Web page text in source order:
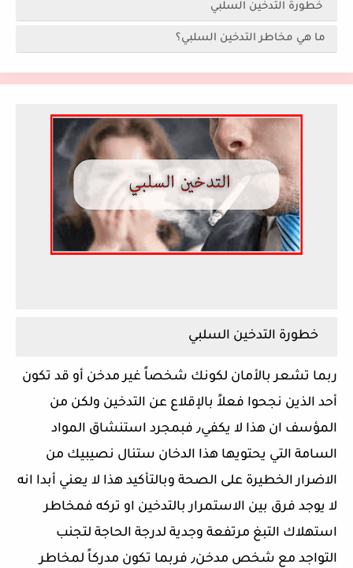
خطورة التدخين السلبي
ما هي مخاطر التدخين السلبي؟
خطورة التدخين السلبي
ربما تشعر بالأمان لكونك شخصاً غير مدخن أو قد تكون
أحد الذين نجحوا فعلاً بالإقلاع عن التدخين ولكن من
المؤسف ان هذا لا يكفي٫ فبمجرد استنشاق المواد
السامة التي يحتويها هذا الدخان ستنال نصيبيك من
الاضرار الخطيرة على الصحة وبالتأكيد هذا لا يعني أبدا انه
لا يوجد فرق بين الاستمرار بالتدخين او تركه فمخاطر
استهلاك التبغ مرتفعة وجدية لدرجة الحاجة لتجنب
التواجد مع شخص مدخن٫ فربما تكون مدركاً لمخاطر